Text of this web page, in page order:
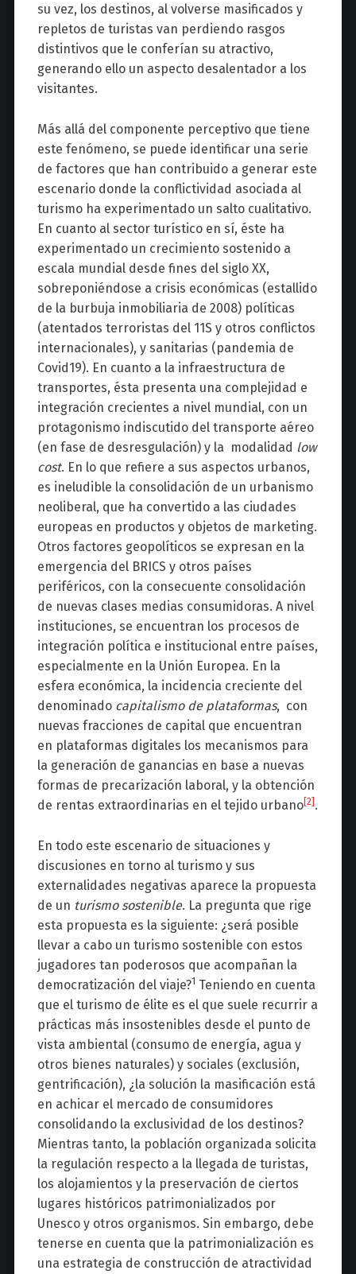
su vez, los destinos, al volverse masificados y
repletos de turistas van perdiendo rasgos
distintivos que le conferían su atractivo,
generando ello un aspecto desalentador a los
visitantes.
Más allá del componente perceptivo que tiene
este fenómeno, se puede identificar una serie
de factores que han contribuido a generar este
escenario donde la conflictividad asociada al
turismo ha experimentado un salto cualitativo.
En cuanto al sector turístico en sí, éste ha
experimentado un crecimiento sostenido a
escala mundial desde fines del siglo XX,
sobreponiéndose a crisis económicas (estallido
de la burbuja inmobiliaria de 2008) políticas
(atentados terroristas del 11S y otros conflictos
internacionales), y sanitarias (pandemia de
Covid19). En cuanto a la infraestructura de
transportes, ésta presenta una complejidad e
integración crecientes a nivel mundial, con un
protagonismo indiscutido del transporte aéreo
(en fase de desresgulación) y la modalidad low
cost. En lo que refiere a sus aspectos urbanos,
es ineludible la consolidación de un urbanismo
neoliberal, que ha convertido a las ciudades
europeas en productos y objetos de marketing.
Otros factores geopolíticos se expresan en la
emergencia del BRICS y otros países
periféricos, con la consecuente consolidación
de nuevas clases medias consumidoras. A nivel
instituciones, se encuentran los procesos de
integración política e institucional entre países,
especialmente en la Unión Europea. En la
esfera económica, la incidencia creciente del
denominado capitalismo de plataformas, con
nuevas fracciones de capital que encuentran
en plataformas digitales los mecanismos para
la generación de ganancias en base a nuevas
formas de precarización laboral, y la obtención
de rentas extraordinarias en el tejido urbano[2] .
En todo este escenario de situaciones y
discusiones en torno al turismo y sus
externalidades negativas aparece la propuesta
de un turismo sostenible. La pregunta que rige
esta propuesta es la siguiente: ¿será posible
llevar a cabo un turismo sostenible con estos
jugadores tan poderosos que acompañan la
democratización del viaje?1 Teniendo en cuenta
que el turismo de élite es el que suele recurrir a
prácticas más insostenibles desde el punto de
vista ambiental (consumo de energía, agua y
otros bienes naturales) y sociales (exclusión,
gentrificación), ¿la solución la masificación está
en achicar el mercado de consumidores
consolidando la exclusividad de los destinos?
Mientras tanto, la población organizada solicita
la regulación respecto a la llegada de turistas,
los alojamientos y la preservación de ciertos
lugares históricos patrimonializados por
Unesco y otros organismos. Sin embargo, debe
tenerse en cuenta que la patrimonialización es
una estrategia de construcción de atractividad